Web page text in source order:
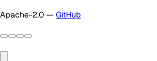
Apache-2.0 — GitHub